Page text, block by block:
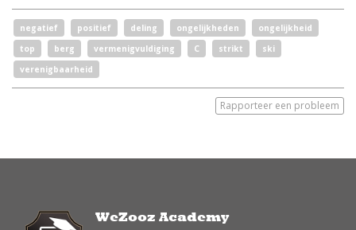
negatief positief deling ongelijkheden
ongelijkheid
top
berg vermenigvuldiging C strikt
ski
verenigbaarheid
Rapporteer een probleem
WeZooz Academy